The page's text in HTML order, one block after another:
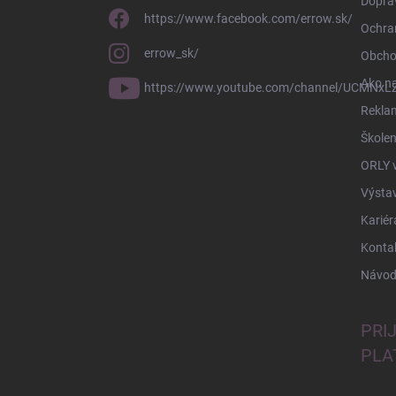
https://www.facebook.com/errow.sk/
errow_sk/
https://www.youtube.com/channel/
Ako
ORLY